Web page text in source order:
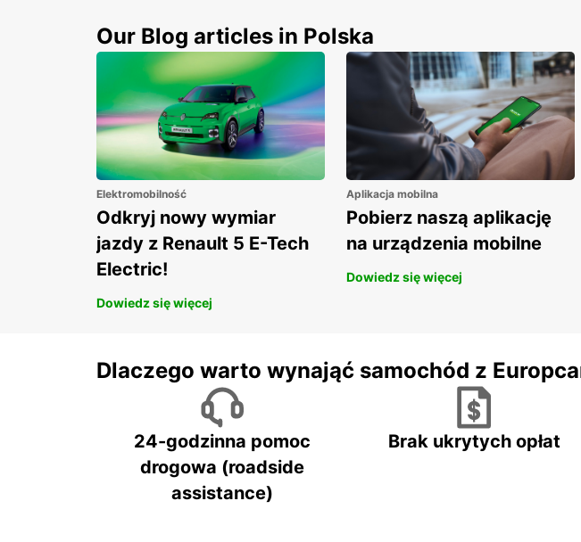
aut!
Our Blog articles in Polska
Elektromobilność
Odkryj nowy wymiar
jazdy z Renault 5 E-Tech
Electric!
Dowiedz się więcej
Aplikacja mobilna
Pobierz naszą aplikację
na urządzenia mobilne
Dowiedz się więcej
Dlaczego warto wynająć samochód z
24-godzinna pomoc
drogowa (roadside
assistance)
Brak ukrytych opłat